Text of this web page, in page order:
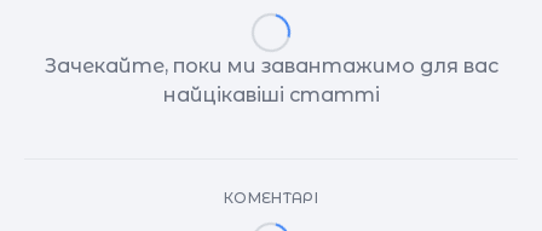
Зачекайте, поки ми завантажимо для вас
найцікавіші статті
КОМЕНТАРІ